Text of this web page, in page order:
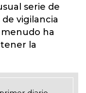
serie de
vigilancia
ha
la